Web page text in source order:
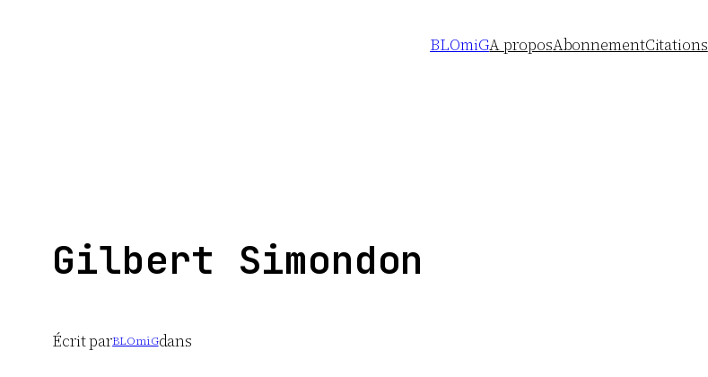
BLOmiGA proposAbonnementCitations
Gilbert Simondon
Écrit parBLOmiGdans